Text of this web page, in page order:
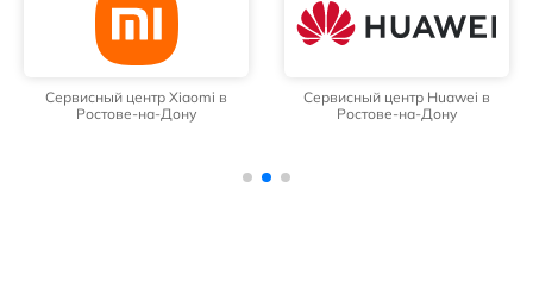
Сервисный центр Xiaomi в
Ростове-на-Дону
Сервисный центр Huawei в
Ростове-на-Дону